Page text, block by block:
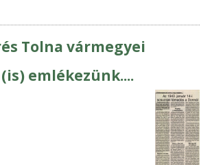
Tolna vármegyei
emlékezünk....